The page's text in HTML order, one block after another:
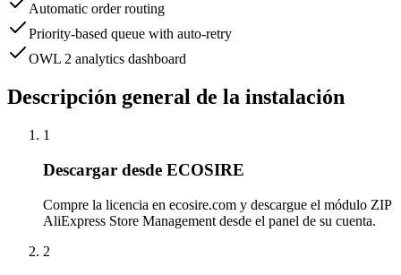
Automatic order routing
Priority-based queue with auto-retry
OWL 2 analytics dashboard
Descripción general de la instalación
1
Descargar desde ECOSIRE
Compre la licencia en ecosire.com y descargue el módulo ZIP
AliExpress Store Management desde el panel de su cuenta.
2